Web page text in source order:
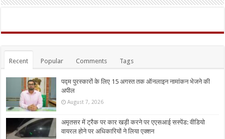
Recent Popular Comments Tags
पद्म पुरस्कारों के लिए 15 अगस्त तक ऑनलाइन नामांकन भेजने की
अपील
August 7, 2026
अमृतसर में ट्रैक पर कार खड़ी करने पर एएसआई सस्पेंड: वीडियो
वायरल होने पर अधिकारियों ने लिया एक्शन